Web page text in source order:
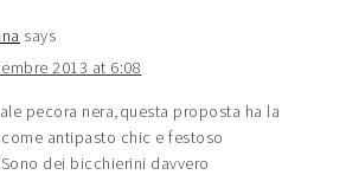
says
2013 at 6:08
pecora nera,questa proposta ha la
antipasto chic e festoso
dei bicchierini davvero